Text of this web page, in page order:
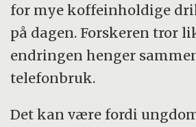
for mye koffeinholdige
på dagen. Forskeren tror
endringen henger
telefonbruk.
Det kan være fordi